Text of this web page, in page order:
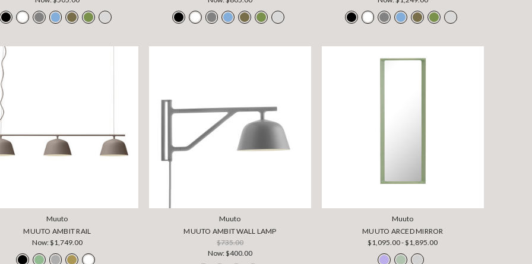
Muuto
MUUTO AMBIT RAIL
Now:$1,749.00
Muuto
MUUTO AMBIT WALL LAMP
$735.00
Now:$400.00
Muuto
MUUTO ARCED MIRROR
$1,095.00 - $1,895.00